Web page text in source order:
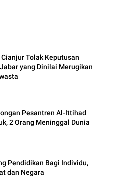
Cianjur Tolak Keputusan
yang Dinilai Merugikan
Pesantren Al-Ittihad
2 Orang Meninggal Dunia
Bagi Individu,
dan Negara